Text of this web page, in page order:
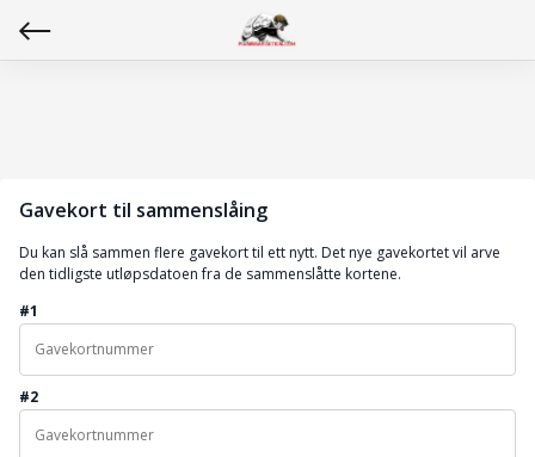
Gavekort til sammenslåing
Du kan slå sammen flere gavekort til ett nytt. Det nye gavekortet vil arve
den tidligste utløpsdatoen fra de sammenslåtte kortene.
#1
#2